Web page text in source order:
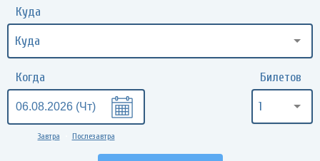
Куда
Когда
Завтра Послезавтра
Билетов
1